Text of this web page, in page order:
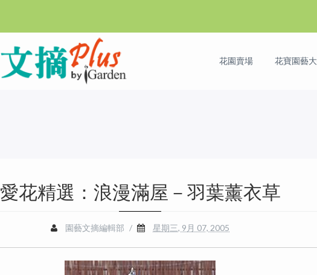
花園賣場 花寶園藝
愛花精選：浪漫滿屋－羽葉薰衣草
園藝文摘編輯部 / 星期三, 9月 07, 2005